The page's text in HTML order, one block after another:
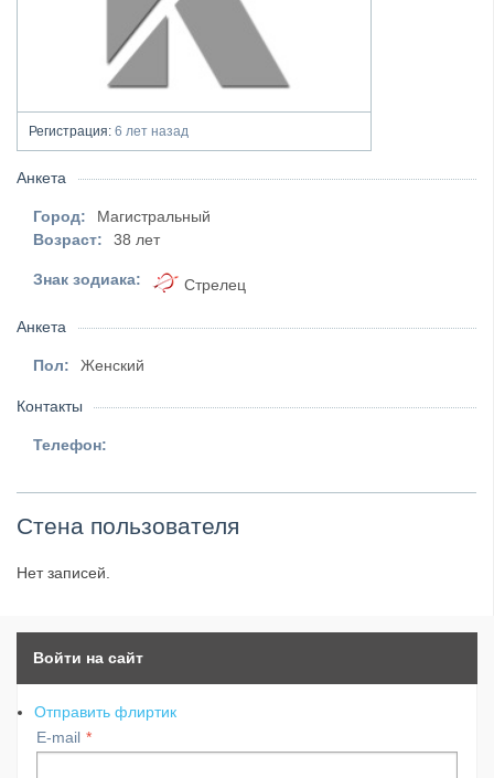
Регистрация: 6 лет назад
Анкета
Город:
Магистральный
Возраст:
38 лет
Знак зодиака: Стрелец
Анкета
Пол: Женский
Контакты
Телефон:
Стена пользователя
Нет записей.
Войти на сайт
Отправить флиртик
E-mail